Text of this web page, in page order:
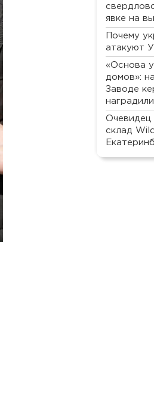
явке на
Почему
атакуют
«Основа
домов»:
Заводе
Очевидец
склад